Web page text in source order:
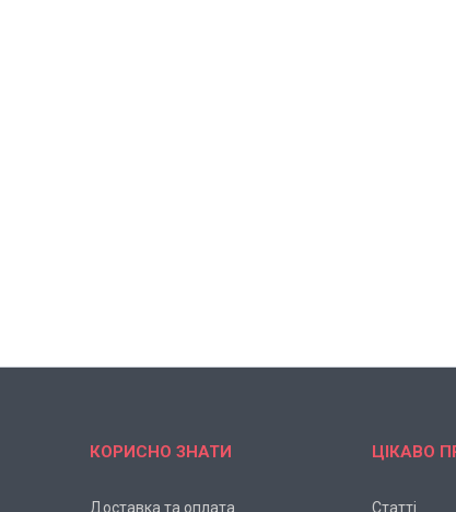
КОРИСНО ЗНАТИ
Доставка та оплата
ЦІКАВО
Статті